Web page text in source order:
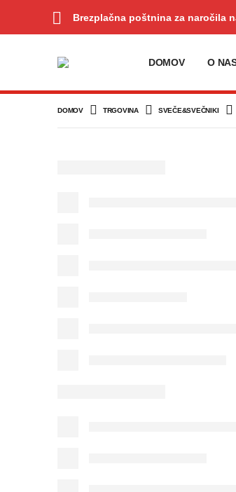
Brezplačna poštnina za naročila
DOMOV O
DOMOV TRGOVINA SVEČE&SVEČNIKI